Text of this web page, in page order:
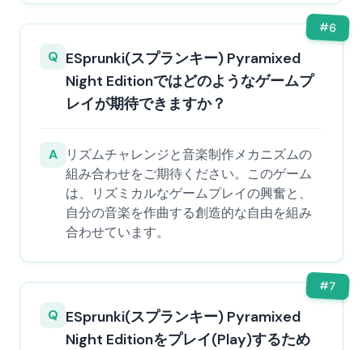
#6
Q ESprunki(スプランキー) Pyramixed
Night Editionではどのようなゲームプ
レイが期待できますか？
A
リズムチャレンジと音楽制作メカニズムの
組み合わせをご期待ください。このゲーム
は、リズミカルなゲームプレイの興奮と、
自分の音楽を作曲する創造的な自由を組み
合わせています。
#7
Q ESprunki(スプランキー) Pyramixed
Night Editionをプレイ(Play)するため